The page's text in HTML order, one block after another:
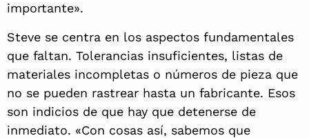
importante».
Steve se centra en los aspectos fundamentales
que faltan. Tolerancias insuficientes, listas de
materiales incompletas o números de pieza que
no se pueden rastrear hasta un fabricante. Esos
son indicios de que hay que detenerse de
inmediato. «Con cosas así, sabemos que